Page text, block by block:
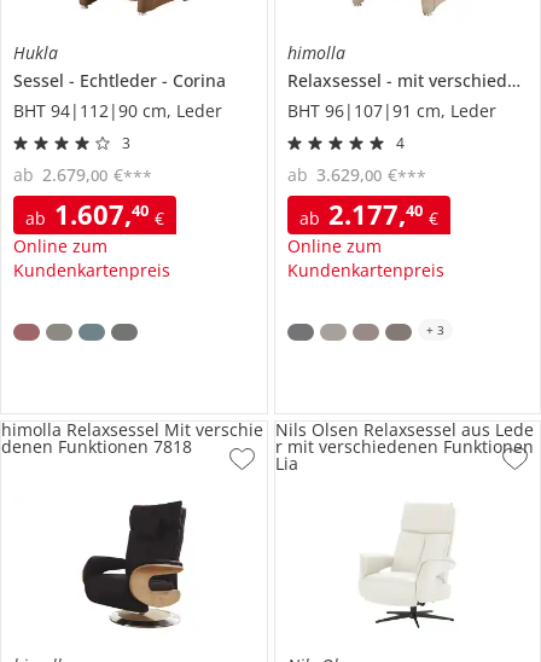
Hukla
Sessel
Echtleder
Corina
BHT 94|112|90 cm, Leder
3
ab 1.607,40 €
Online zum
Kundenkartenpreis
ab 2.679,00 €***
himolla
Relaxsessel
mit verschiedenen Funktionen
BHT 96|107|91 cm, Leder
4
ab 2.177,40 €
Online zum
Kundenkartenpreis
ab 3.629,00 €***
+ 3
himolla Relaxsessel Mit verschie
denen Funktionen 7818
Nils Olsen Relaxsessel aus Lede
r mit verschiedenen Funktionen
Lia